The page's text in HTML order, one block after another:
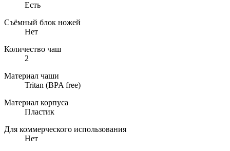
Есть
Съёмный блок ножей
Нет
Количество чаш
2
Материал чаши
Tritan (BPA free)
Материал корпуса
Пластик
Для коммерческого использования
Нет